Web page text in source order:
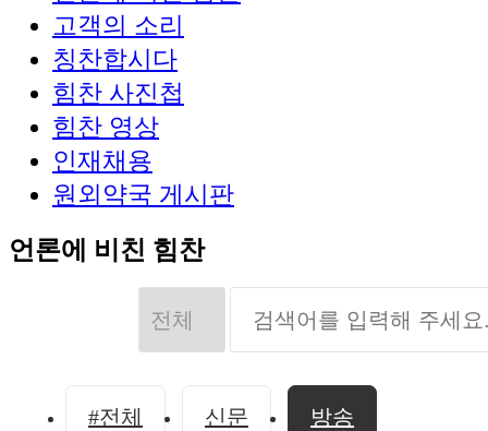
고객의 소리
칭찬합시다
힘찬 사진첩
힘찬 영상
인재채용
원외약국 게시판
언론에 비친 힘찬
#전체 신문 방송